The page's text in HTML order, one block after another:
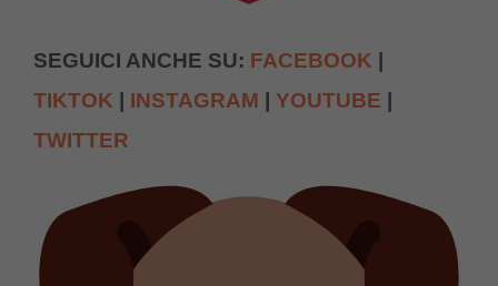
SEGUICI ANCHE SU: FACEBOOK
TIKTOK
INSTAGRAM YOUTUBE
TWITTER